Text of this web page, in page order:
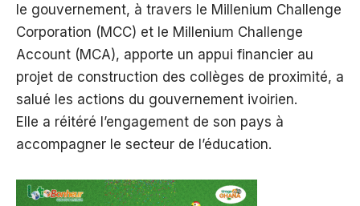
le gouvernement, à travers le Millenium Challenge
Corporation (MCC) et le Millenium Challenge
Account (MCA), apporte un appui financier au
projet de construction des collèges de proximité, a
salué les actions du gouvernement ivoirien.
Elle a réitéré l’engagement de son pays à
accompagner le secteur de l’éducation.